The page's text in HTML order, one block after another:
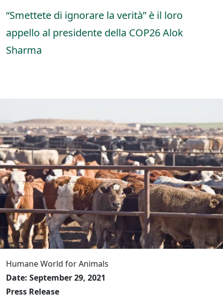
“Smettete di ignorare la verità” è il loro
appello al presidente della COP26 Alok
Sharma
Humane World for Animals
Date: September 29, 2021
Press Release